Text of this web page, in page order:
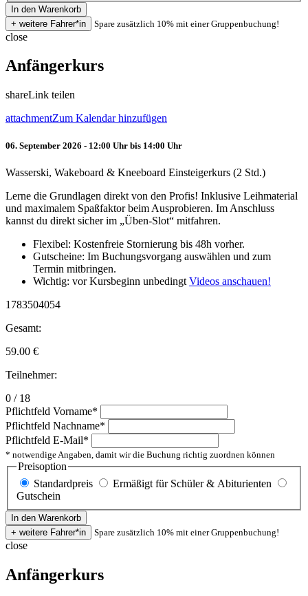
Spare zusätzlich 10% mit einer Gruppenbuchung!
close
Anfängerkurs
shareLink teilen
attachmentZum Kalendar hinzufügen
06. September 2026 - 12:00 Uhr bis 14:00 Uhr
Wasserski, Wakeboard & Kneeboard Einsteigerkurs (2 Std.)
Lerne die Grundlagen direkt von den Profis! Inklusive Leihmaterial
und maximalem Spaßfaktor beim Ausprobieren. Im Anschluss
kannst du direkt sicher im „Üben-Slot“ mitfahren.
Flexibel: Kostenfreie Stornierung bis 48h vorher.
Gutscheine: Im Buchungsvorgang auswählen und zum
Termin mitbringen.
Wichtig: vor Kursbeginn unbedingt Videos anschauen!
1783504054
Gesamt:
59.00 €
Teilnehmer:
0 / 18
Pflichtfeld Vorname*
Pflichtfeld Nachname*
Pflichtfeld E-Mail*
* notwendige Angaben, damit wir die Buchung richtig zuordnen können
Preisoption
Standardpreis
Ermäßigt für Schüler & Abiturienten
Gutschein
Spare zusätzlich 10% mit einer Gruppenbuchung!
close
Anfängerkurs